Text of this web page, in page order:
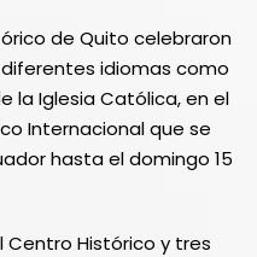
de Quito celebraron
idiomas como
la Iglesia Católica, en el
Internacional que se
hasta el domingo 15
Centro Histórico y tres